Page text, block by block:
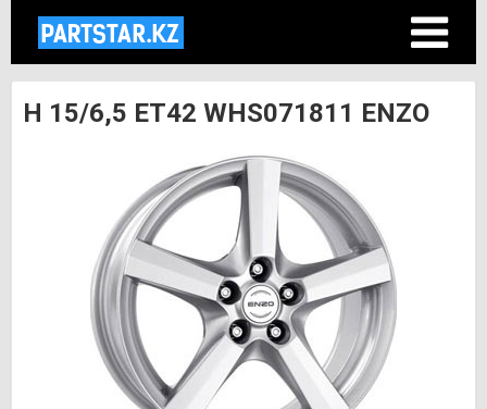
H 15/6,5 ET42 WHS071811 ENZO